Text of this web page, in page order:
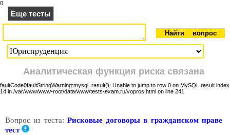
0
Еще тесты
Аналитическая функция риска связана
faultCode0faultStringWarning:mysql_result(): Unable to jump to row 0 on MySQL result index
14 in /var/www/www-root/data/www/tests-exam.ru/vopros.html on line 241
Вопрос из теста: Рисковые договоры в гражданском праве
тест